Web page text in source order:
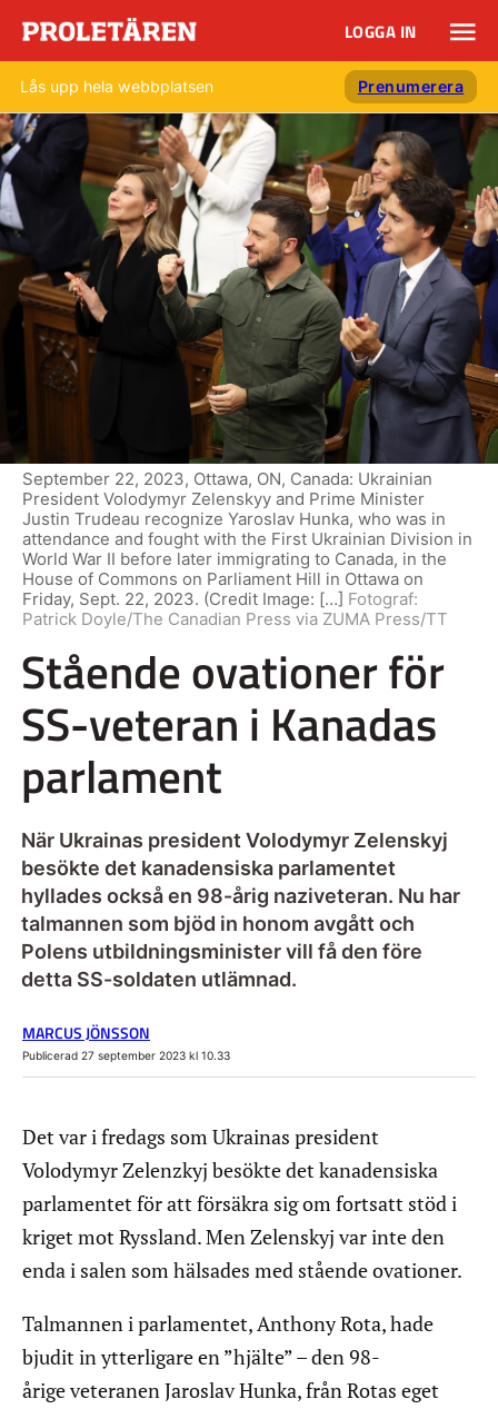
LOGGA IN
Lås upp hela webbplatsen Prenumerera
Stående ovationer för
SS-veteran i Kanadas
parlament
När Ukrainas president Volodymyr Zelenskyj
besökte det kanadensiska parlamentet
hyllades också en 98-årig naziveteran. Nu har
talmannen som bjöd in honom avgått och
Polens utbildningsminister vill få den före
detta SS-soldaten utlämnad.
September 22, 2023, Ottawa, ON, Canada: Ukrainian
President Volodymyr Zelenskyy and Prime Minister
Justin Trudeau recognize Yaroslav Hunka, who was in
attendance and fought with the First Ukrainian Division in
World War II before later immigrating to Canada, in the
House of Commons on Parliament Hill in Ottawa on
Friday, Sept. 22, 2023. (Credit Image: […] Fotograf:
Patrick Doyle/The Canadian Press via ZUMA Press/TT
MARCUS JÖNSSON
Publicerad 27 september 2023 kl 10.33
Det var i fredags som Ukrainas president
Volodymyr Zelenzkyj besökte det kanadensiska
parlamentet för att försäkra sig om fortsatt stöd i
kriget mot Ryssland. Men Zelenskyj var inte den
enda i salen som hälsades med stående ovationer.
Talmannen i parlamentet, Anthony Rota, hade
bjudit in ytterligare en ”hjälte” – den 98-
årige veteranen Jaroslav Hunka, från Rotas eget